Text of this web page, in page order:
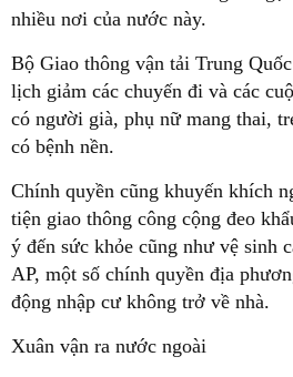
nhiều nơi của nước này.
Bộ Giao thông vận tải Trung
lịch giảm các chuyến đi và các
có người già, phụ nữ mang thai,
có bệnh nền.
Chính quyền cũng khuyến khích
tiện giao thông công cộng đeo
ý đến sức khỏe cũng như vệ sinh
AP, một số chính quyền địa
động nhập cư không trở về nhà.
Xuân vận ra nước ngoài